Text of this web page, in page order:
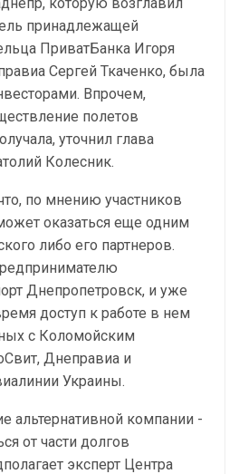
принадлежащей
ПриватБанка Игоря
Сергей Ткаченко, была
Впрочем,
полетов
уточнил глава
Колесник.
по мнению участников
оказаться еще одним
либо его партнеров.
Днепропетровск, и уже
доступ к работе в нем
с Коломойским
Днеправиа и
Украины.
альтернативной компании -
от части долгов
эксперт Центра